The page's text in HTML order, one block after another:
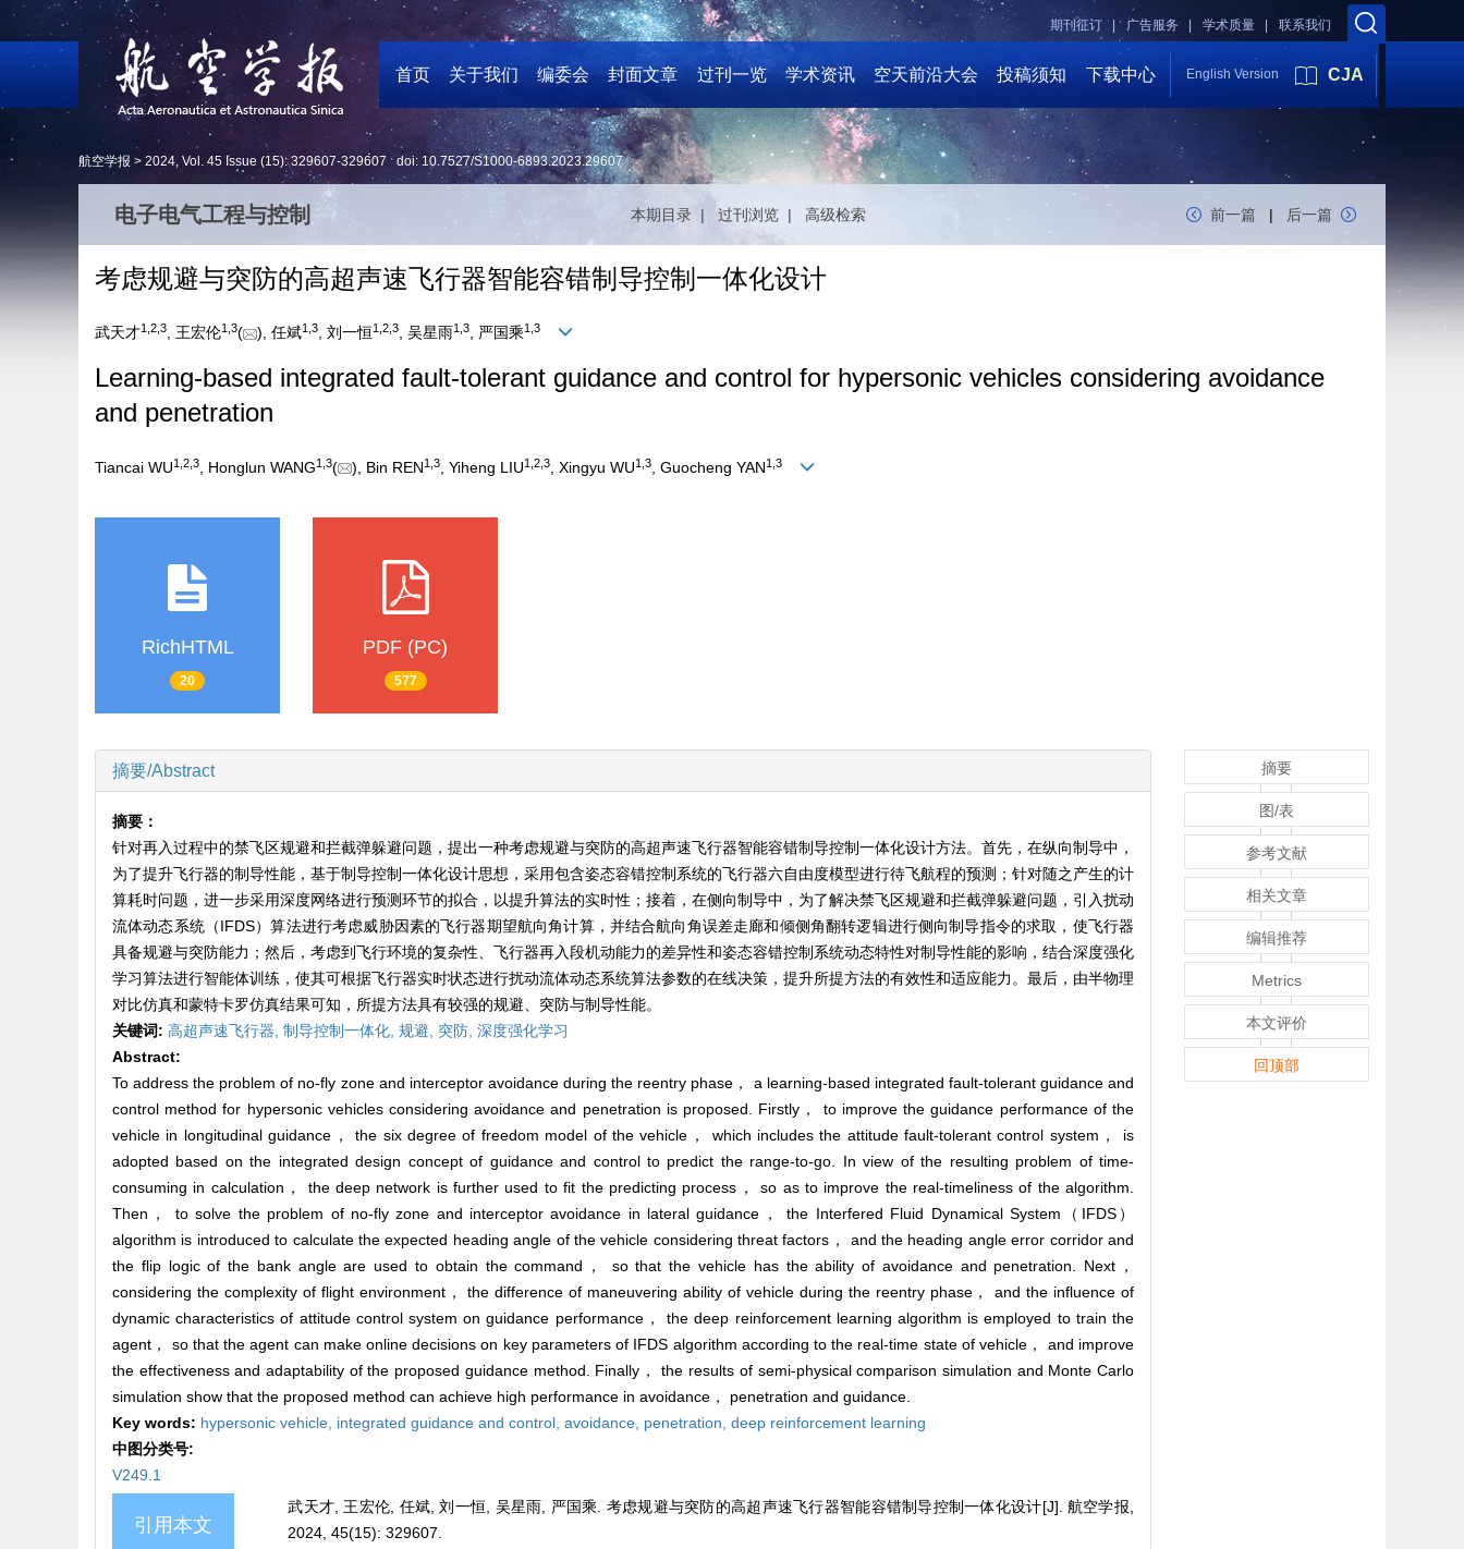
联系我们
学术质量 |
广告服务 |
期刊征订 |
首页 关于我们 编委会 封面文章 过刊一览 学术资讯 空天前沿大会 投稿须知 下载中心 English Version CJA
航空学报 > 2024, Vol. 45 Issue (15): 329607-329607 doi: 10.7527/S1000-6893.2023.29607
电子电气工程与控制 本期目录 | 过刊浏览 | 高级检索 前一篇 | 后一篇
考虑规避与突防的高超声速飞行器智能容错制导控制一体化设计
武天才1 2 3, 王宏伦1 3( ), 任斌1 3, 刘一恒1 2 3, 吴星雨1 3, 严国乘1 3
Learning-based integrated fault-tolerant guidance and control for hypersonic vehicles considering avoidance
and penetration
Tiancai WU1 2 3 , Honglun WANG1 3( ), Bin REN1 3 , Yiheng LIU1 2 3 , Xingyu WU1 3 , Guocheng YAN1 3
RichHTML
20
PDF (PC)
577
摘要/Abstract
摘要：
针对再入过程中的禁飞区规避和拦截弹躲避问题，提出一种考虑规避与突防的高超声速飞行器智能容错制导控制一体化设计方法。首先，在纵向制导中，
为了提升飞行器的制导性能，基于制导控制一体化设计思想，采用包含姿态容错控制系统的飞行器六自由度模型进行待飞航程的预测；针对随之产生的计
算耗时问题，进一步采用深度网络进行预测环节的拟合，以提升算法的实时性；接着，在侧向制导中，为了解决禁飞区规避和拦截弹躲避问题，引入扰动
流体动态系统（IFDS）算法进行考虑威胁因素的飞行器期望航向角计算，并结合航向角误差走廊和倾侧角翻转逻辑进行侧向制导指令的求取，使飞行器
具备规避与突防能力；然后，考虑到飞行环境的复杂性、飞行器再入段机动能力的差异性和姿态容错控制系统动态特性对制导性能的影响，结合深度强化
学习算法进行智能体训练，使其可根据飞行器实时状态进行扰动流体动态系统算法参数的在线决策，提升所提方法的有效性和适应能力。最后，由半物理
对比仿真和蒙特卡罗仿真结果可知，所提方法具有较强的规避、突防与制导性能。
关键词: 高超声速飞行器, 制导控制一体化, 规避, 突防, 深度强化学习
Abstract:
To address the problem of no-fly zone and interceptor avoidance during the reentry phase， a learning-based integrated fault-tolerant guidance and
control method for hypersonic vehicles considering avoidance and penetration is proposed. Firstly， to improve the guidance performance of the
vehicle in longitudinal guidance， the six degree of freedom model of the vehicle， which includes the attitude fault-tolerant control system， is
adopted based on the integrated design concept of guidance and control to predict the range-to-go. In view of the resulting problem of time-
consuming in calculation， the deep network is further used to fit the predicting process， so as to improve the real-timeliness of the algorithm.
Then， to solve the problem of no-fly zone and interceptor avoidance in lateral guidance， the Interfered Fluid Dynamical System（IFDS）
algorithm is introduced to calculate the expected heading angle of the vehicle considering threat factors， and the heading angle error corridor and
the flip logic of the bank angle are used to obtain the command， so that the vehicle has the ability of avoidance and penetration. Next，
considering the complexity of flight environment， the difference of maneuvering ability of vehicle during the reentry phase， and the influence of
dynamic characteristics of attitude control system on guidance performance， the deep reinforcement learning algorithm is employed to train the
agent， so that the agent can make online decisions on key parameters of IFDS algorithm according to the real-time state of vehicle， and improve
the effectiveness and adaptability of the proposed guidance method. Finally， the results of semi-physical comparison simulation and Monte Carlo
simulation show that the proposed method can achieve high performance in avoidance， penetration and guidance.
Key words: hypersonic vehicle, integrated guidance and control, avoidance, penetration, deep reinforcement learning
中图分类号:
V249.1
引用本文
武天才, 王宏伦, 任斌, 刘一恒, 吴星雨, 严国乘. 考虑规避与突防的高超声速飞行器智能容错制导控制一体化设计[J]. 航空学报,
2024, 45(15): 329607.
摘要
图/表
参考文献
相关文章
编辑推荐
Metrics
本文评价
回顶部